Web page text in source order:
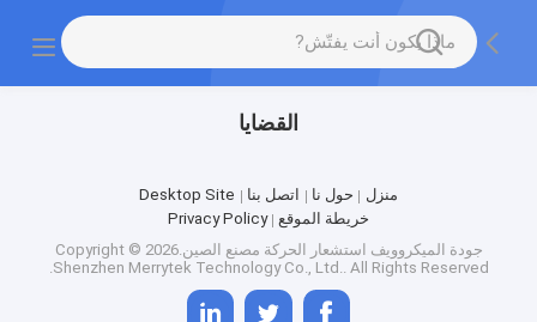
القضايا
منزل حول نا اتصل بنا
Desktop Site
خريطة الموقع
Privacy Policy
جودة
الميكروويف استشعار الحركة
مصنع الصين.Copyright © 2026
Shenzhen Merrytek Technology Co., Ltd.. All Rights Reserved.